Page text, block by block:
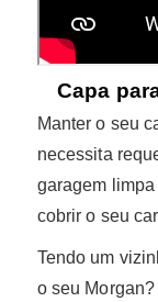
Capa
Manter o seu
necessita
garagem
cobrir o seu
Tendo um
o seu Morgan?